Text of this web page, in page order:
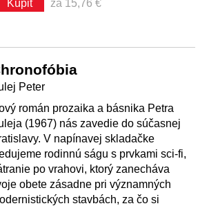
Kúpiť za 15,76 €
Peter
román prozaika a básnika Petra
(1967) nás zavedie do súčasnej
V napínavej skladačke
rodinnú ságu s prvkami sci-fi,
po vrahovi, ktorý zanecháva
obete zásadne pri významných
stavbách, za čo si